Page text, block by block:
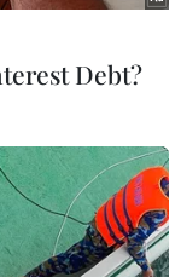
ngân hàng
giá vàng thế
lượng, thấp
lượng./.
(Vietnam+)
Debt?